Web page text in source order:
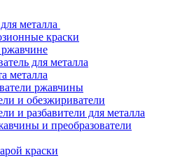
металла
краски
для металла
металла
ржавчины
и обезжириватели
и разбавители для металла
и преобразователи
краски